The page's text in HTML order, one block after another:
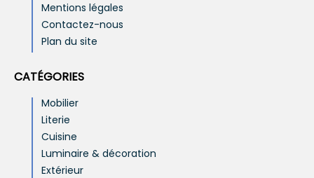
Mentions légales
Contactez-nous
Plan du site
CATÉGORIES
Mobilier
Literie
Cuisine
Luminaire & décoration
Extérieur